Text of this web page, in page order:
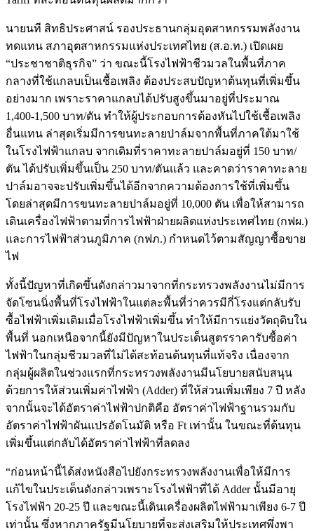
นายนที สิทธิประศาสน์ รองประธานกลุ่มอุตสาหกรรมพลังงาน
ทดแทน สภาอุตสาหกรรมแห่งประเทศไทย (ส.อ.ท.) เปิดเผย
“ประชาชาติธุรกิจ” ว่า ขณะนี้โรงไฟฟ้าชีวมวลในพื้นที่ภาค
กลางที่ใช้แกลบเป็นเชื้อเพลิง ต้องประสบปัญหาต้นทุนที่เพิ่มขึ้น
อย่างมาก เพราะราคาแกลบได้ปรับสูงขึ้นมาอยู่ที่ประมาณ
1,400-1,500 บาท/ตัน ทำให้ผู้ประกอบการต้องหันไปใช้เชื้อเพลิง
อื่นแทน ล่าสุดเริ่มมีการขนทะลายปาล์มจากพื้นที่ภาคใต้มาใช้
ในโรงไฟฟ้าแกลบ จากเดิมที่ราคาทะลายปาล์มอยู่ที่ 150 บาท/
ตัน ได้ปรับเพิ่มขึ้นเป็น 250 บาท/ตันแล้ว และคาดว่าราคาทะลาย
ปาล์มอาจจะปรับเพิ่มขึ้นได้อีกจากความต้องการใช้ที่เพิ่มขึ้น
โดยล่าสุดมีการขนทะลายปาล์มอยู่ที่ 10,000 ตัน เพื่อให้สามารถ
เดินเครื่องไฟฟ้าตามที่การไฟฟ้าฝ่ายผลิตแห่งประเทศไทย (กฟผ.)
และการไฟฟ้าส่วนภูมิภาค (กฟภ.) กำหนดไว้ตามสัญญาซื้อขาย
ไฟ
ทั้งนี้ปัญหาที่เกิดขึ้นดังกล่าวมาจากที่กระทรวงพลังงานไม่มีการ
จัดโซนนิ่งพื้นที่โรงไฟฟ้าในแต่ละพื้นที่ว่าควรมีกี่โรงแต่กลับรับ
ซื้อไฟฟ้าเพิ่มเติมเมื่อโรงไฟฟ้าเพิ่มขึ้น ทำให้มีการแย่งวัตถุดิบใน
พื้นที่ นอกเหนือจากนี้ยังมีปัญหาในประเด็นสูตรราคารับซื้อค่า
ไฟฟ้าในกลุ่มชีวมวลที่ไม่ได้สะท้อนต้นทุนที่แท้จริง เนื่องจาก
กลุ่มผู้ผลิตในช่วงแรกที่กระทรวงพลังงานมีนโยบายสนับสนุน
ด้วยการให้ส่วนเพิ่มค่าไฟฟ้า (Adder) ที่ให้ส่วนเพิ่มเพียง 7 ปี หลัง
จากนั้นจะได้อัตราค่าไฟฟ้าปกติคือ อัตราค่าไฟฟ้าฐานรวมกับ
อัตราค่าไฟฟ้าผันแปรอัตโนมัติ หรือ Ft เท่านั้น ในขณะที่ต้นทุน
เพิ่มขึ้นแต่กลับได้อัตราค่าไฟฟ้าที่ลดลง
“ก่อนหน้านี้ได้ส่งหนังสือไปยังกระทรวงพลังงานเพื่อให้มีการ
แก้ไขในประเด็นดังกล่าวเพราะโรงไฟฟ้าที่ได้ Adder นั้นมีอายุ
โรงไฟฟ้า 20-25 ปี และขณะนี้เดินเครื่องผลิตไฟฟ้ามาเพียง 6-7 ปี
เท่านั้น ซึ่งหากภาครัฐมีนโยบายที่จะส่งเสริมให้ประเทศพึ่งพา